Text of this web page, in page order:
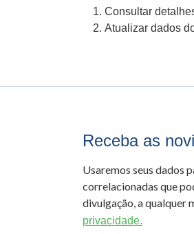
Consultar
Atualizar dados
Receba as
Usaremos seus dados
correlacionadas que
divulgação, a qualquer
privacidade.